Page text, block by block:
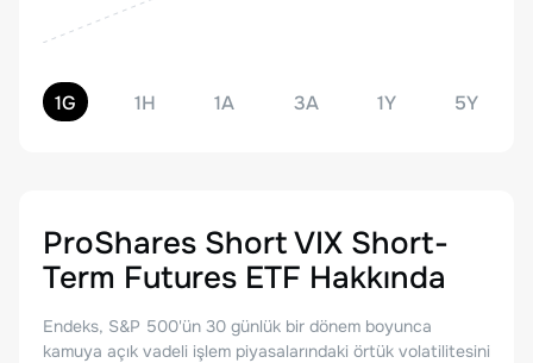
1G 1H 1A 3A 1Y 5Y
ProShares Short VIX Short-
Term Futures ETF Hakkında
Endeks, S&P 500'ün 30 günlük bir dönem boyunca
kamuya açık vadeli işlem piyasalarındaki örtük volatilitesini